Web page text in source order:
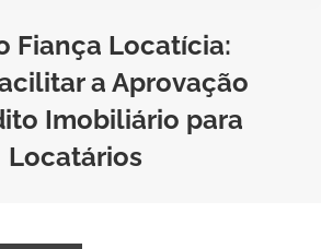
Fiança Locatícia:
a Aprovação
Imobiliário para
Locatários